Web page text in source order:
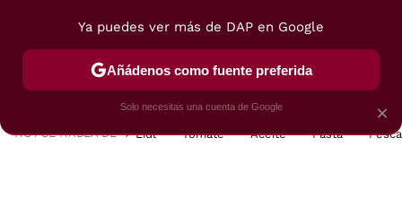
POSTRES VIAJES SELECCIÓN VEGUI
HOY SE HABLA DE Lidl Tomate Aceite Pasta
×
Ya puedes ver más de DAP en Google
Añádenos como fuente preferida
Solo necesitas una cuenta de Google